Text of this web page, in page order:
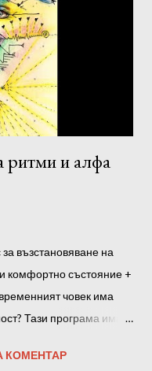
ние творим. И моята
За себе си, за моите
всичко, така че
И Създателят е в
и алфа
възстановяване на
комфортно състояние +
човек има
Тази програма има
обучение,
КОМЕНТАР